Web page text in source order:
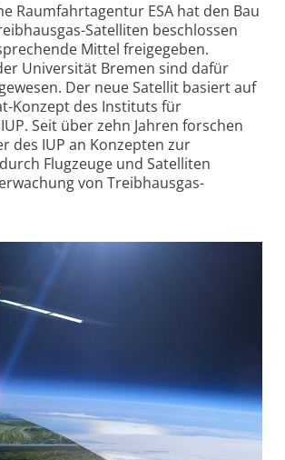
Raumfahrt­agentur ESA hat den Bau
Satelliten beschlossen
Mittel frei­gegeben.
Universität Bremen sind dafür
Der neue Satellit basiert auf
Konzept des Instituts für
Seit über zehn Jahren forschen
des IUP an Konzepten zur
Flugzeuge und Satelliten
von Treibhausgas­